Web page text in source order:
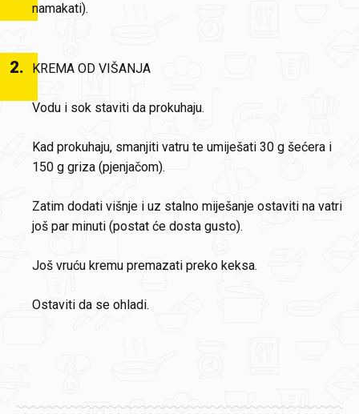
namakati).
2. KREMA OD VIŠANJA
Vodu i sok staviti da prokuhaju.
Kad prokuhaju, smanjiti vatru te umiješati 30 g šećera i
150 g griza (pjenjačom).
Zatim dodati višnje i uz stalno miješanje ostaviti na vatri
još par minuti (postat će dosta gusto).
Još vruću kremu premazati preko keksa.
Ostaviti da se ohladi.